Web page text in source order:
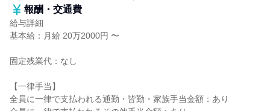
報酬・交通費
給与詳細
基本給：月給 20万2000円 〜
固定残業代：なし
【一律手当】
全員に一律で支払われる通勤・皆勤・家族手当金額：あり